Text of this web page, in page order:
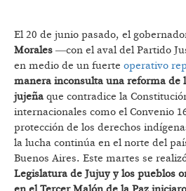
El 20 de junio pasado, el
Morales ―con el aval del Partido
en medio de un fuerte operativo
manera inconsulta una reforma de
jujeña que contradice la
internacionales como el Convenio
protección de los derechos
la lucha continúa en el norte del
Buenos Aires. Este martes se
Legislatura de Jujuy y los pueblos